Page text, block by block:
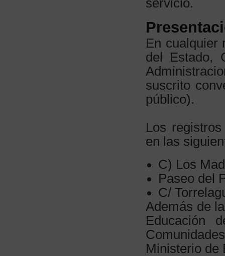
servicio.
En cualquier
del Estado,
suscrito
público).
Los
en las
C) Los
Paseo del
C/
Además de
Educación
Ministerio de